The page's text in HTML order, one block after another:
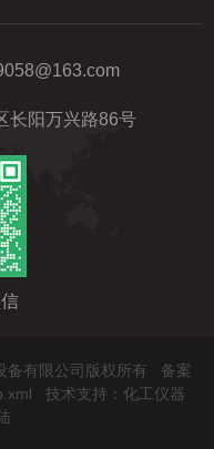
长阳万兴路86号
备有限公司版权所有 备案
技术支持： 化工仪器